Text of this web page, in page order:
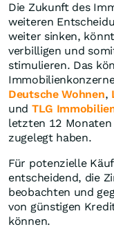
Die Zukunft des
weiteren
weiter sinken,
verbilligen und
stimulieren. Das
Deutsche Wohnen,
und TLG
letzten 12
zugelegt haben.
Für potenzielle
entscheidend, die
beobachten und
von günstigen
können.